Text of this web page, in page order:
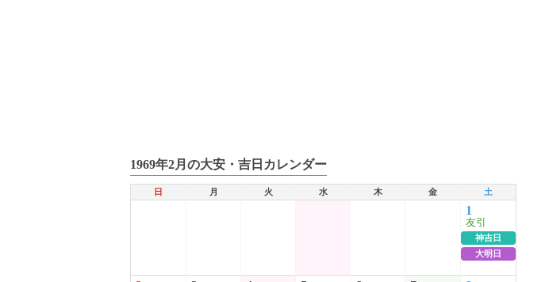
1969年2月の大安・吉日カレンダー
日 月 火 水 木 金 土
1
友引
神吉日
大明日